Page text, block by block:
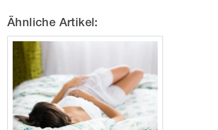
Ähnliche Artikel: